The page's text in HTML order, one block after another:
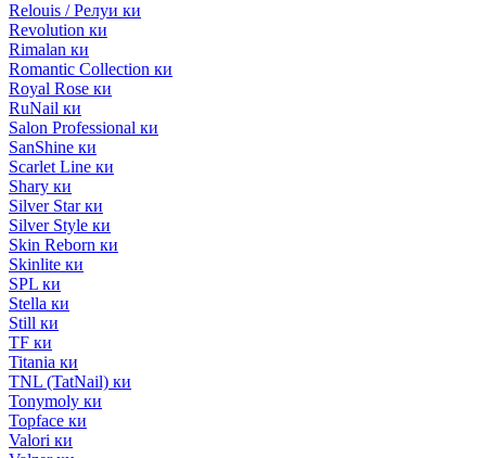
Relouis / Релуи ки
Revolution ки
Rimalan ки
Romantic Collection ки
Royal Rose ки
RuNail ки
Salon Professional ки
SanShine ки
Scarlet Line ки
Shary ки
Silver Star ки
Silver Style ки
Skin Reborn ки
Skinlite ки
SPL ки
Stella ки
Still ки
TF ки
Titania ки
TNL (TatNail) ки
Tonymoly ки
Topface ки
Valori ки